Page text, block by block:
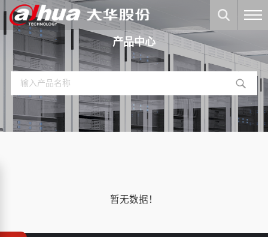
产品中心
暂无数据！